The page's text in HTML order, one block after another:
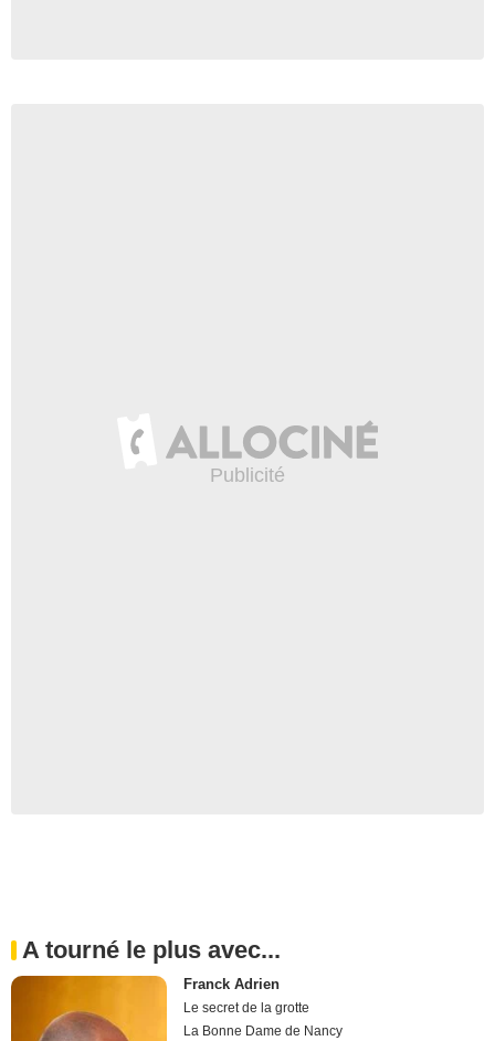
A tourné le plus avec...
Franck Adrien
Le secret de la grotte
La Bonne Dame de Nancy